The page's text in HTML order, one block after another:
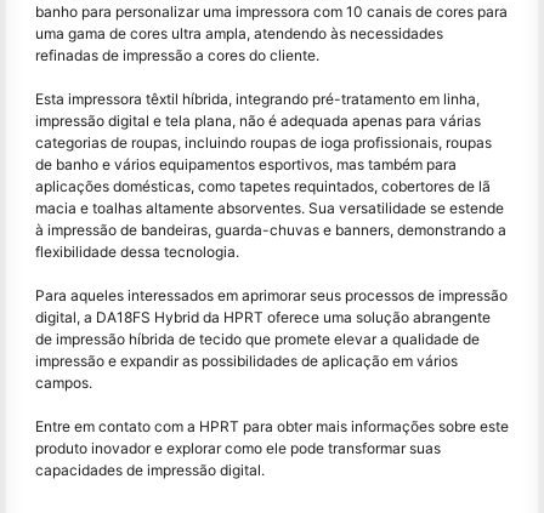
banho para personalizar uma impressora com 10 canais de cores para
uma gama de cores ultra ampla, atendendo às necessidades
refinadas de impressão a cores do cliente.
Esta impressora têxtil híbrida, integrando pré-tratamento em linha,
impressão digital e tela plana, não é adequada apenas para várias
categorias de roupas, incluindo roupas de ioga profissionais, roupas
de banho e vários equipamentos esportivos, mas também para
aplicações domésticas, como tapetes requintados, cobertores de lã
macia e toalhas altamente absorventes. Sua versatilidade se estende
à impressão de bandeiras, guarda-chuvas e banners, demonstrando a
flexibilidade dessa tecnologia.
Para aqueles interessados em aprimorar seus processos de impressão
digital, a DA18FS Hybrid da HPRT oferece uma solução abrangente
de impressão híbrida de tecido que promete elevar a qualidade de
impressão e expandir as possibilidades de aplicação em vários
campos.
Entre em contato com a HPRT para obter mais informações sobre este
produto inovador e explorar como ele pode transformar suas
capacidades de impressão digital.